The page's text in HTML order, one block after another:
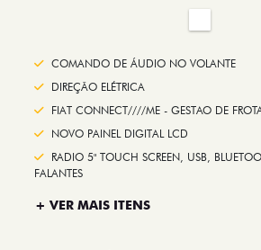
COMANDO DE ÁUDIO NO VOLANTE
DIREÇÃO ELÉTRICA
FIAT CONNECT////ME - GESTAO DE
NOVO PAINEL DIGITAL LCD
RADIO 5" TOUCH SCREEN, USB,
FALANTES
+ VER MAIS ITENS